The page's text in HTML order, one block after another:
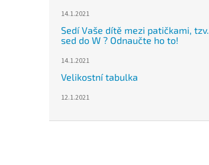
14.1.2021
Sedí Vaše dítě mezi patičkami, tzv.
sed do W ? Odnaučte ho to!
14.1.2021
Velikostní tabulka
12.1.2021